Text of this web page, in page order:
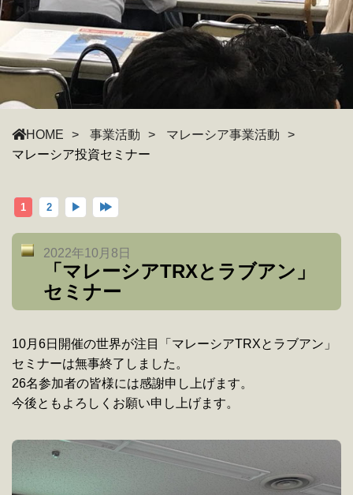
HOME 事業活動
マレーシア事業活動
マレーシア投資セミナー
1 2 ▶ ▶▶
2022年10月8日
「マレーシアTRXとラブアン」
セミナー
10月6日開催の世界が注目「マレーシアTRXとラブアン」
セミナーは無事終了しました。
26名参加者の皆様には感謝申し上げます。
今後ともよろしくお願い申し上げます。